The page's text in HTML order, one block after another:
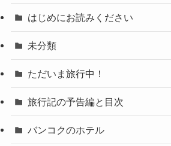
はじめにお読みください
未分類
ただいま旅行中！
旅行記の予告編と目次
バンコクのホテル